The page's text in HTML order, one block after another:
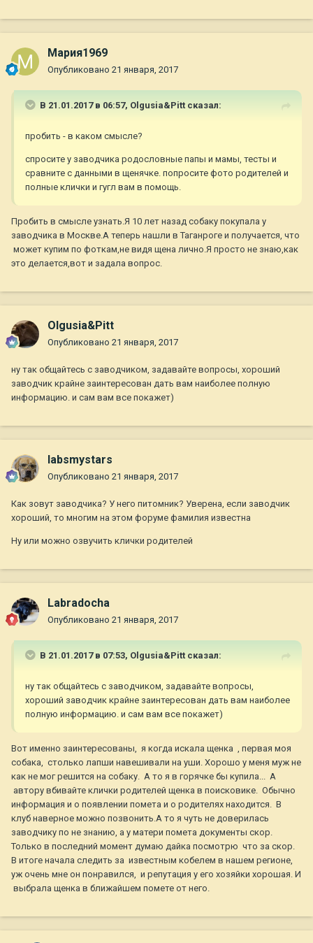
Мария1969
Опубликовано 21 января, 2017
В 21.01.2017 в 06:57, Olgusia&Pitt сказал:
пробить - в каком смысле?
спросите у заводчика родословные папы и мамы, тесты и
сравните с данными в щенячке. попросите фото родителей и
полные клички и гугл вам в помощь.
Пробить в смысле узнать.Я 10 лет назад собаку покупала у
заводчика в Москве.А теперь нашли в Таганроге и получается, что
может купим по фоткам,не видя щена лично.Я просто не знаю,как
это делается,вот и задала вопрос.
Olgusia&Pitt
Опубликовано 21 января, 2017
ну так общайтесь с заводчиком, задавайте вопросы, хороший
заводчик крайне заинтересован дать вам наиболее полную
информацию. и сам вам все покажет)
labsmystars
Опубликовано 21 января, 2017
Как зовут заводчика? У него питомник? Уверена, если заводчик
хороший, то многим на этом форуме фамилия известна
Ну или можно озвучить клички родителей
Labradocha
Опубликовано 21 января, 2017
В 21.01.2017 в 07:53, Olgusia&Pitt сказал:
ну так общайтесь с заводчиком, задавайте вопросы,
хороший заводчик крайне заинтересован дать вам наиболее
полную информацию. и сам вам все покажет)
Вот именно заинтересованы, я когда искала щенка , первая моя
собака, столько лапши навешивали на уши. Хорошо у меня муж не
как не мог решится на собаку. А то я в горячке бы купила... А
автору вбивайте клички родителей щенка в поисковике. Обычно
информация и о появлении помета и о родителях находится. В
клуб наверное можно позвонить.А то я чуть не доверилась
заводчику по не знанию, а у матери помета документы скор.
Только в последний момент думаю дайка посмотрю что за скор.
В итоге начала следить за известным кобелем в нашем регионе,
уж очень мне он понравился, и репутация у его хозяйки хорошая. И
выбрала щенка в ближайшем помете от него.